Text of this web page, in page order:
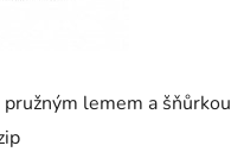
lemem a šňůrkou